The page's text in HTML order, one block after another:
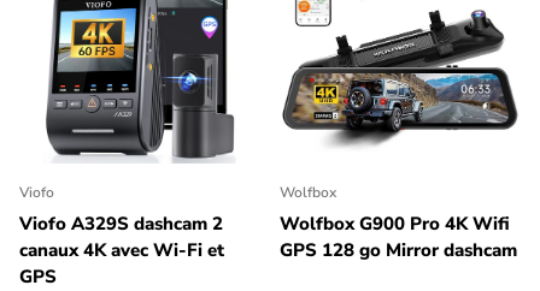
Viofo
Viofo A329S dashcam 2
canaux 4K avec Wi-Fi et
GPS
Wolfbox
Wolfbox G900 Pro 4K Wifi
GPS 128 go Mirror dashcam